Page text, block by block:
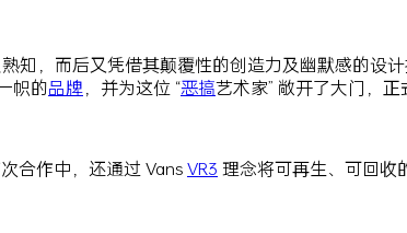
知，而后又凭借其颠覆性的创造力及幽默感的设
帜的品牌 ，并为这位 “恶搞艺术家” 敞开了大门，
合作中，还通过 VansVR3 理念将可再生、可回收